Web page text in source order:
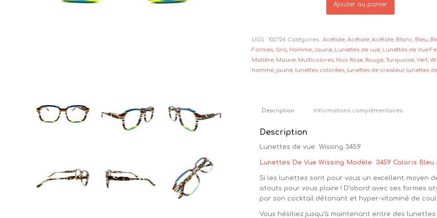
Ajouter au panier
UGS :102724 Catégories :Acétate,Acétate,Acétate, Blanc, Bleu,
Formes, Gris, Homme,Jaune, Lunettes de vue, Lunettes de Vue
Matière, Mauve, Multicolores, Noir, Rose, Rouge,Turquoise,Vert,
homme, jaune, lunettes colorées, lunettes de createur, lunettes
Description Informations complémentaires
Description
Lunettes de vue Wissing 3459
Lunettes De Vue Wissing Modèle 3459 Coloris
Si les lunettes sont pour vous un excellent moyen
atouts pour vous plaire ! D’abord avec ses formes
par son cocktail détonant et hyper-vitaminé de
Vous hésitiez jusqu’à maintenant entre des